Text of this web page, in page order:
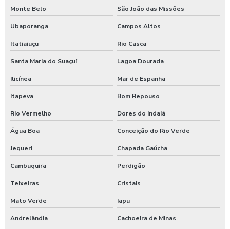
Monte Belo São João das Missões
Ubaporanga Campos Altos
Itatiaiuçu Rio Casca
Santa Maria do Suaçuí Lagoa Dourada
Ilicínea Mar de Espanha
Itapeva Bom Repouso
Rio Vermelho Dores do Indaiá
Água Boa Conceição do Rio Verde
Jequeri Chapada Gaúcha
Cambuquira Perdigão
Teixeiras Cristais
Mato Verde Iapu
Andrelândia Cachoeira de Minas